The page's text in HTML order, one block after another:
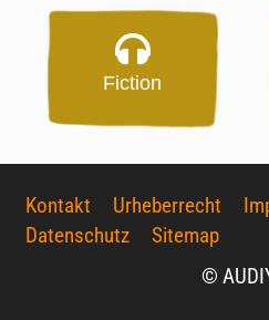
Fiction
Kontakt Urheberrecht
Datenschutz
Sitemap
©